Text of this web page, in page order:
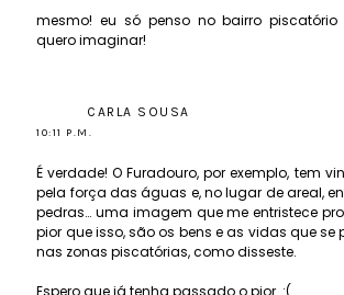
mesmo! eu só penso no bairro piscatório
quero imaginar!
CARLA SOUSA
10:11 P.M.
É verdade! O Furadouro, por exemplo, tem
pela força das águas e, no lugar de areal,
pedras… uma imagem que me entristece
pior que isso, são os bens e as vidas que se
nas zonas piscatórias, como disseste.